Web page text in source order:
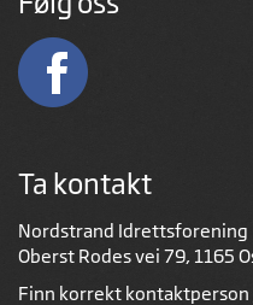
Ta kontakt
Nordstrand Idrettsforening
Oberst Rodes vei 79, 1165
Finn korrekt kontaktperson